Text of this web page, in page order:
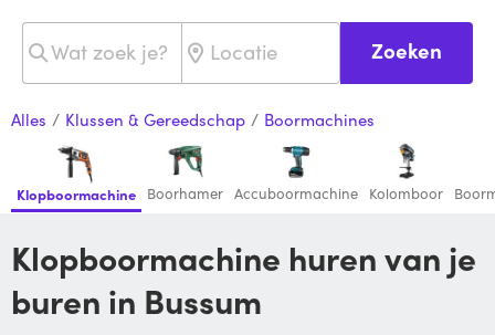
Zoeken
Alles / Klussen & Gereedschap / Boormachines
Klopboormachine Boorhamer Accuboormachine Kolomboor
Klopboormachine huren van je
buren in Bussum